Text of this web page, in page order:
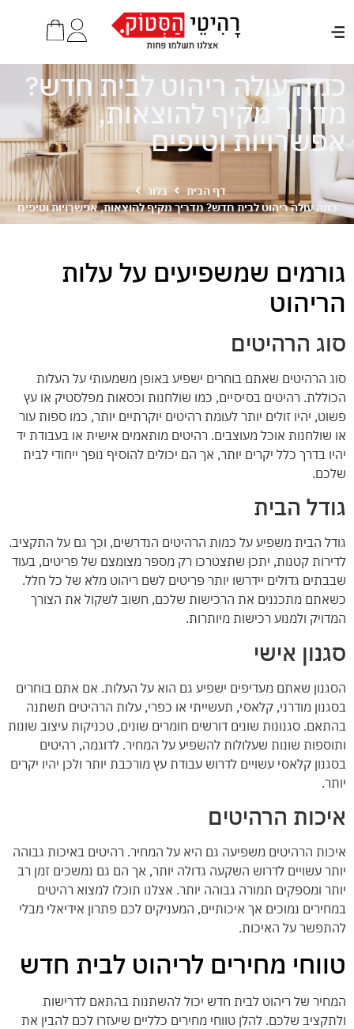
כמה עולה ריהוט לבית חדש?
מדריך מקיף להוצאות,
אפשרויות וטיפים
דף הבית
בלוג
כמה עולה ריהוט לבית חדש? מדריך מקיף להוצאות, אפשרויות וטיפים
גורמים שמשפיעים על עלות
הריהוט
סוג הרהיטים
סוג הרהיטים שאתם בוחרים ישפיע באופן משמעותי על העלות
הכוללת. רהיטים בסיסיים, כמו שולחנות וכסאות מפלסטיק או עץ
פשוט, יהיו זולים יותר לעומת רהיטים יוקרתיים יותר, כמו ספות עור
או שולחנות אוכל מעוצבים. רהיטים מותאמים אישית או בעבודת יד
יהיו בדרך כלל יקרים יותר, אך הם יכולים להוסיף נופך ייחודי לבית
שלכם.
גודל הבית
גודל הבית משפיע על כמות הרהיטים הנדרשים, וכך גם על התקציב.
לדירות קטנות, יתכן שתצטרכו רק מספר מצומצם של פריטים, בעוד
שבבתים גדולים יידרשו יותר פריטים לשם ריהוט מלא של כל חלל.
כשאתם מתכננים את הרכישות שלכם, חשוב לשקול את הצורך
המדויק ולמנוע רכישות מיותרות.
סגנון אישי
הסגנון שאתם מעדיפים ישפיע גם הוא על העלות. אם אתם בוחרים
בסגנון מודרני, קלאסי, תעשייתי או כפרי, עלות הרהיטים תשתנה
בהתאם. סגנונות שונים דורשים חומרים שונים, טכניקות עיצוב שונות
ותוספות שונות שעלולות להשפיע על המחיר. לדוגמה, רהיטים
בסגנון קלאסי עשויים לדרוש עבודת עץ מורכבת יותר ולכן יהיו יקרים
יותר.
איכות הרהיטים
איכות הרהיטים משפיעה גם היא על המחיר. רהיטים באיכות גבוהה
יותר עשויים לדרוש השקעה גדולה יותר, אך הם גם נמשכים זמן רב
יותר ומספקים תמורה גבוהה יותר. אצלנו תוכלו למצוא רהיטים
במחירים נמוכים אך איכותיים, המעניקים לכם פתרון אידיאלי מבלי
להתפשר על האיכות.
טווחי מחירים לריהוט לבית חדש
המחיר של ריהוט לבית חדש יכול להשתנות בהתאם לדרישות
ולתקציב שלכם. להלן טווחי מחירים כלליים שיעזרו לכם להבין את